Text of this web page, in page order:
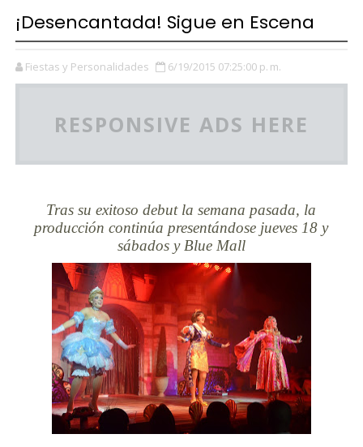
¡Desencantada! Sigue en Escena
Fiestas y Personalidades 6/19/2015 07:25:00 p. m.
RESPONSIVE ADS HERE
Tras su exitoso debut la semana pasada, la
producción continúa presentándose jueves 18 y
sábados y Blue Mall